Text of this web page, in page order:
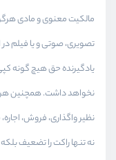
مالکیت معنوی و مادی
تصویری، صوتی و یا فیلم در
یادگیرنده حق هیچ گونه
نخواهد داشت. همچنین هر
نظیر واگذاری، فروش،
نه تنها راکت را تضعیف